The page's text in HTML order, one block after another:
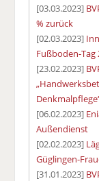
[03.03.2023]
% zurück
[02.03.2023]
Fußboden-Tag
[23.02.2023]
[06.02.2023]
Außendienst
[02.02.2023]
Güglingen-
[31.01.2023]